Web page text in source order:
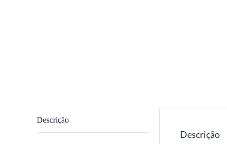
Descrição
Descrição